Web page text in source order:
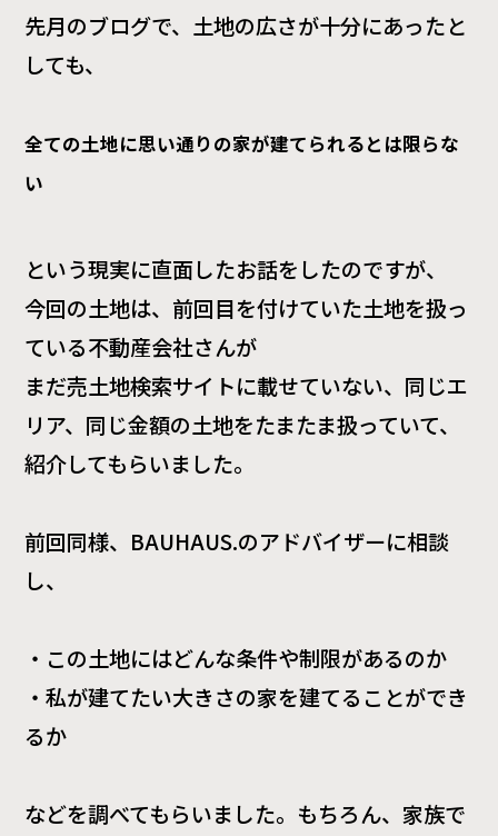
先月のブログで、土地の広さが十分にあったと
しても、
全ての土地に思い通りの家が建てられるとは限らな
い
という現実に直面したお話をしたのですが、
今回の土地は、前回目を付けていた土地を扱っ
ている不動産会社さんが
まだ売土地検索サイトに載せていない、同じエ
リア、同じ金額の土地をたまたま扱っていて、
紹介してもらいました。
前回同様、 BAUHAUS.のアドバイザーに相談
し、
・この土地にはどんな条件や制限があるのか
・私が建てたい大きさの家を建てることができ
るか
などを調べてもらいました。もちろん、家族で